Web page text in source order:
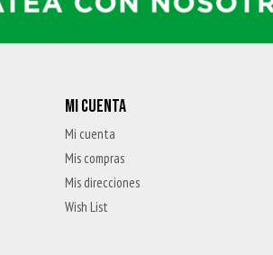
MI CUENTA
Mi cuenta
Mis compras
Mis direcciones
Wish List